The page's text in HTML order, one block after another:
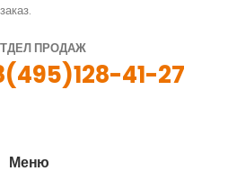
заказ.
ПРОДАЖ
41-27
Меню